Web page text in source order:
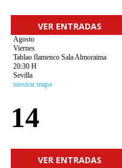
VER ENTRADAS
Agosto
Viernes
Tablao flamenco Sala Almoraima
20:30 H
Sevilla
mostrar mapa
14
VER ENTRADAS